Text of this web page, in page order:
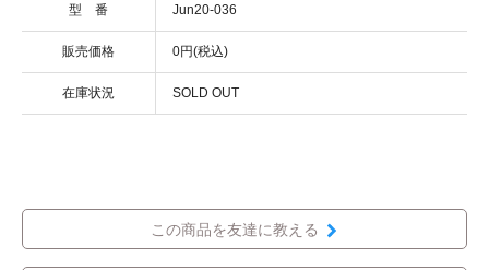
型 番 Jun20-036
販売価格 0円(税込)
在庫状況 SOLD OUT
この商品を友達に教える